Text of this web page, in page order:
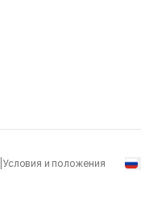
Условия и положения